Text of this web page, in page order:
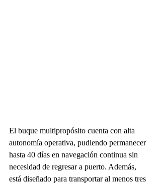
El buque multipropósito cuenta con alta
autonomía operativa, pudiendo permanecer
hasta 40 días en navegación continua sin
necesidad de regresar a puerto. Además,
está diseñado para transportar al menos tres